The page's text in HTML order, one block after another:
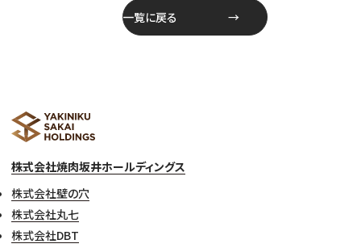
一覧に戻る
株式会社焼肉坂井ホールディングス
株式会社壁の穴
株式会社丸七
株式会社DBT